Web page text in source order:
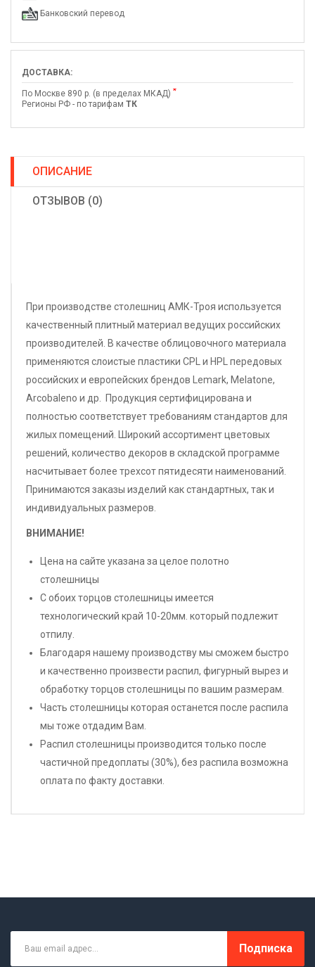
Банковский перевод
ДОСТАВКА:
По Москве 890 р. (в пределах МКАД) *
Регионы РФ - по тарифам ТК
ОПИСАНИЕ
ОТЗЫВОВ (0)
При производстве столешниц АМК-Троя используется
качественный плитный материал ведущих российских
производителей. В качестве облицовочного материала
применяются слоистые пластики CPL и HPL передовых
российских и европейских брендов Lemark, Melatone,
Arcobaleno и др. Продукция сертифицирована и
полностью соответствует требованиям стандартов для
жилых помещений. Широкий ассортимент цветовых
решений, количество декоров в складской программе
насчитывает более трехсот пятидесяти наименований.
Принимаются заказы изделий как стандартных, так и
индивидуальных размеров.
ВНИМАНИЕ!
Цена на сайте указана за целое полотно
столешницы
С обоих торцов столешницы имеется
технологический край 10-20мм. который подлежит
отпилу.
Благодаря нашему производству мы сможем быстро
и качественно произвести распил, фигурный вырез и
обработку торцов столешницы по вашим размерам.
Часть столешницы которая останется после распила
мы тоже отдадим Вам.
Распил столешницы производится только после
частичной предоплаты (30%), без распила возможна
оплата по факту доставки.
Подписка